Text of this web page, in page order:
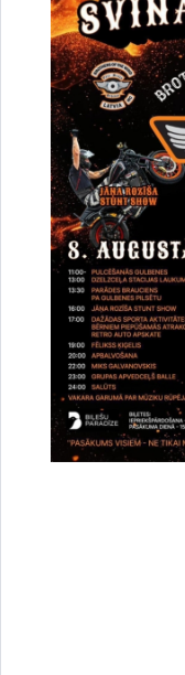
Saistītas tēmas
Notikumi: Izstāde
Drukāt lapu
Dalīties